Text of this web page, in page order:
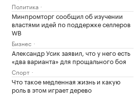
Политика
Минпромторг сообщил об изучении
властями идей по поддержке селлеров
WB
Бизнес
Александр Усик заявил, что у него есть
«два варианта» для прощального боя
Спорт
Что такое медленная жизнь и какую
роль в этом играет дерево